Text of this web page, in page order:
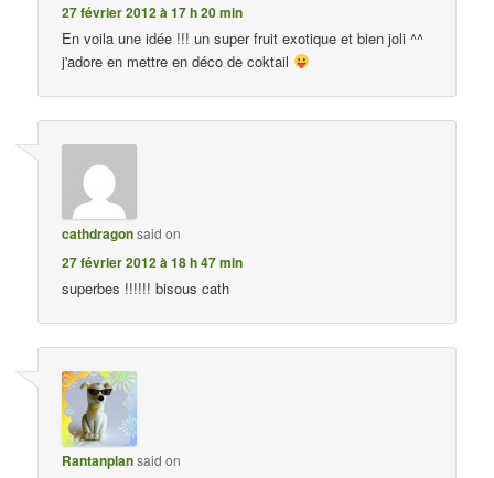
27 février 2012 à 17 h 20 min
En voila une idée !!! un super fruit exotique et bien joli ^^
j'adore en mettre en déco de coktail
cathdragonsaid on
27 février 2012 à 18 h 47 min
superbes !!!!!! bisous cath
Rantanplansaid on